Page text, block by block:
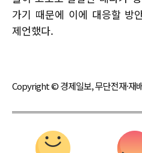
가기 때문에 이에 대응할 방
제언했다.
Copyright © 경제일보, 무단전재·재